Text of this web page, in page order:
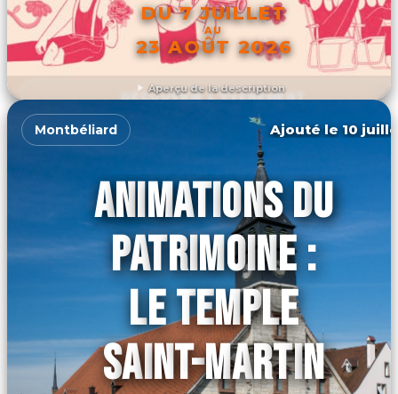
Aperçu de la description
DU 7 JUILLET
AU
23 AOÛT 2026
DÉCOUVRIR L'ÉVÉNEMENT
Montbéliard Ajouté le 10
ANIMATIONS DU
PATRIMOINE :
LE TEMPLE
SAINT-MARTIN